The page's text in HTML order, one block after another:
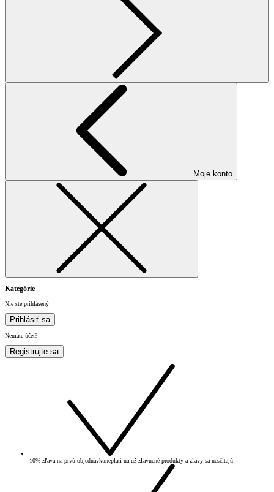
Moje konto
Kategórie
Nie ste prihlásený
Prihlásiť sa
Nemáte účet?
Registrujte sa
10% zľava na prvú objednávkuneplatí na už zľavnené produkty a zľavy sa nesčítajú